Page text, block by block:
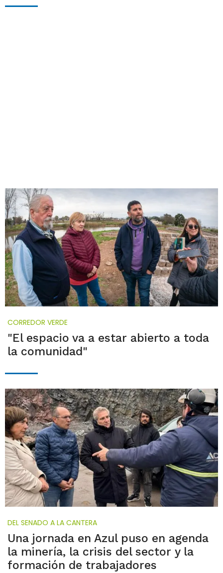
CORREDOR VERDE
"El espacio va a estar abierto a toda
la comunidad"
DEL SENADO A LA CANTERA
Una jornada en Azul puso en agenda
la minería, la crisis del sector y la
formación de trabajadores